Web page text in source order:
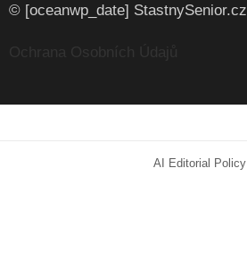
© [oceanwp_date] StastnySenior.cz
AI Editorial Policy